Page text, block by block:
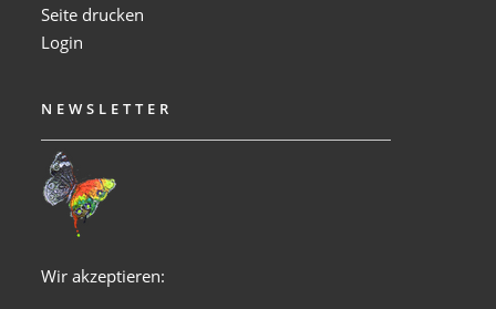
Seite drucken
Login
NEWSLETTER
Wir akzeptieren: